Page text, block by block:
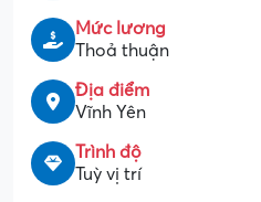
Mức lương
Thoả thuận
Địa điểm
Vĩnh Yên
Trình độ
Tuỳ vị trí